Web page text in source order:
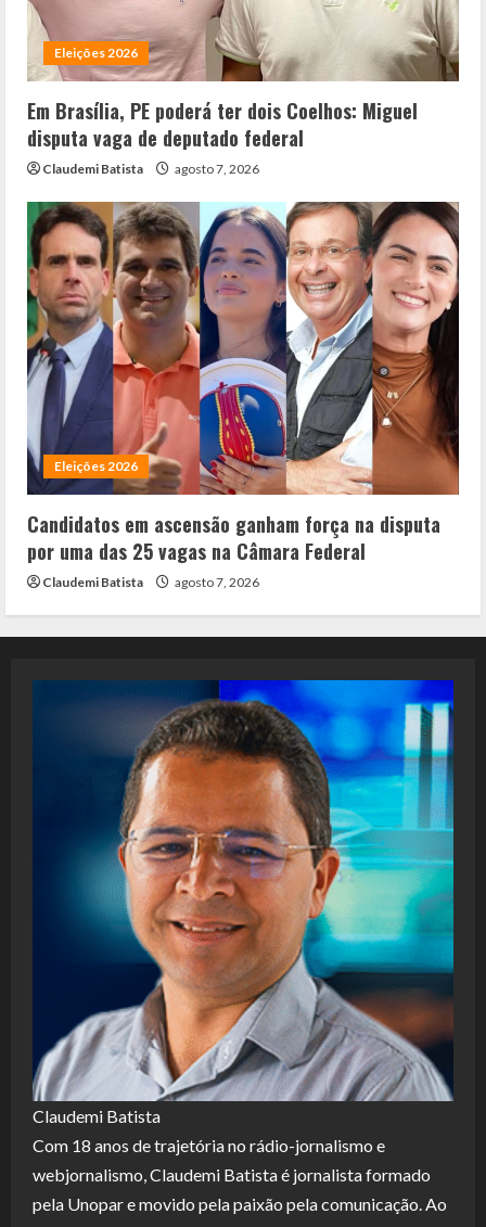
Eleições 2026
Em Brasília, PE poderá ter dois Coelhos: Miguel
disputa vaga de deputado federal
Claudemi Batista agosto 7, 2026
Eleições 2026
Candidatos em ascensão ganham força na disputa
por uma das 25 vagas na Câmara Federal
Claudemi Batista agosto 7, 2026
Claudemi Batista
Com 18 anos de trajetória no rádio-jornalismo e
webjornalismo, Claudemi Batista é jornalista formado
pela Unopar e movido pela paixão pela comunicação. Ao